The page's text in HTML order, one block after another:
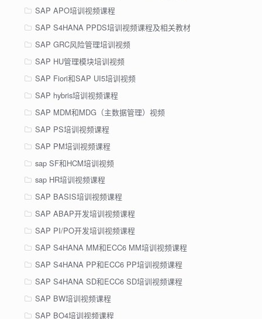
SAP APO培训视频课程
SAP S4HANA PPDS培训视频课程及相关教材
SAP GRC风险管理培训视频
SAP HU管理模块培训视频
SAP Fiori和SAP UI5培训视频
SAP hybris培训视频课程
SAP MDM和MDG（主数据管理）视频
SAP PS培训视频课程
SAP PM培训视频课程
sap SF和HCM培训视频
sap HR培训视频课程
SAP BASIS培训视频课程
SAP ABAP开发培训视频课程
SAP PI/PO开发培训视频课程
SAP S4HANA MM和ECC6 MM培训视频课程
SAP S4HANA PP和ECC6 PP培训视频课程
SAP S4HANA SD和ECC6 SD培训视频课程
SAP BW培训视频课程
SAP BO4培训视频课程